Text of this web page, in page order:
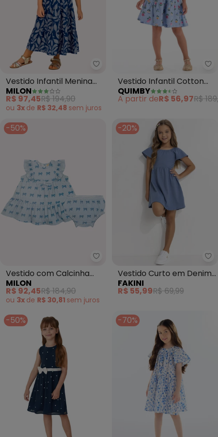
Milon - Vestido Infantil Menina
Vestido Infantil Menina
Folhagem (Azul)
MILON
R$ 97,45R$ 194,90
ou 3x de R$ 32,48 sem juros
Vestido Infantil Cotton
(Azul)
QUIMBY
A partir deR$ 56,97R$
-50%
Milon - Vestido com Calcinha
Vestido com Calcinha
Bebê Menina Laço (Azul)
MILON
R$ 92,45R$ 184,90
ou 3x de R$ 30,81 sem juros
-20%
Vestido Curto em Denim
(Azul)
FAKINI
R$ 55,99R$ 69,99
-50% -70%